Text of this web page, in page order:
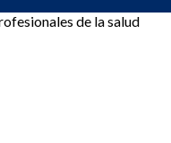
de la salud